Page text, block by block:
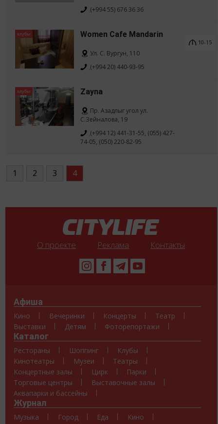
(+994 55) 676 36 36
клубы Women Cafe Mandarin
Ул. С. Вургун, 110
(+994 20) 440-93-95
10-15
клубы Zayna
Пр. Азадлыг угол ул.
С.Зейналова, 19
(+994 12) 441-31-55, (055) 427-
74-05, (050) 220-82-95
1 2 3 4
О проекте Реклама Контакты
Афиша
Кино Вечеринки Концерты
Театр
Выставки
Детям Фоторепортажи
Каталог
Рестораны Шоппинг
Клубы
Кинотеатры
Музеи
Театры
Концертные залы
Цирк
Парки
Торговые центры
Выставочные залы
Аквапарки и бассейны
Журнал
Музыка Город Еда
Кино